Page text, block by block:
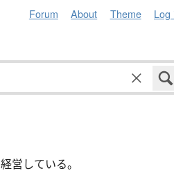
Forum About Theme Log
営している。